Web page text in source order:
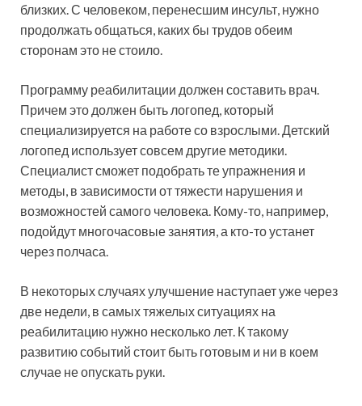
близких. С человеком, перенесшим инсульт, нужно
продолжать общаться, каких бы трудов обеим
сторонам это не стоило.
Программу реабилитации должен составить врач.
Причем это должен быть логопед, который
специализируется на работе со взрослыми. Детский
логопед использует совсем другие методики.
Специалист сможет подобрать те упражнения и
методы, в зависимости от тяжести нарушения и
возможностей самого человека. Кому-то, например,
подойдут многочасовые занятия, а кто-то устанет
через полчаса.
В некоторых случаях улучшение наступает уже через
две недели, в самых тяжелых ситуациях на
реабилитацию нужно несколько лет. К такому
развитию событий стоит быть готовым и ни в коем
случае не опускать руки.